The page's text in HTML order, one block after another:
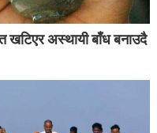
खटिएर अस्थायी बाँध बनाउदै